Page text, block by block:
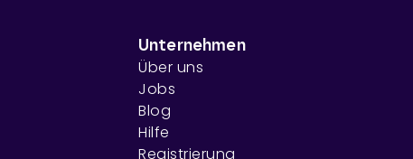
Unternehmen
Über uns
Jobs
Blog
Hilfe
Registrierung